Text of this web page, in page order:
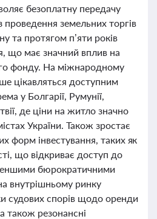
безоплатну передачу
проведення земельних торгів
та протягом п’яти років
що має значний вплив на
фонду. На міжнародному
цікавляться доступним
у Болгарії, Румунії,
де ціни на житло значно
України. Також зростає
форм інвестування, таких як
що відкриває доступ до
бюрократичними
внутрішньому ринку
судових спорів щодо оренди
також резонансні